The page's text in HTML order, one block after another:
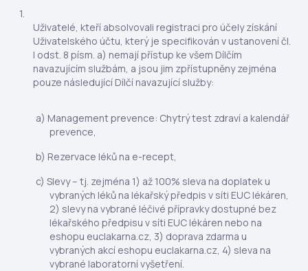
Uživatelé, kteří absolvovali registraci pro účely získání
Uživatelského účtu, který je specifikován v ustanovení čl.
I odst. 8 písm. a) nemají přístup ke všem Dílčím
navazujícím službám, a jsou jim zpřístupněny zejména
pouze následující Dílčí navazující služby:
Management prevence: Chytrý test zdraví a kalendář
prevence,
Rezervace léků na e-recept,
Slevy – tj. zejména 1) až 100% sleva na doplatek u
vybraných léků na lékařský předpis v síti EUC lékáren,
2) slevy na vybrané léčivé přípravky dostupné bez
lékařského předpisu v síti EUC lékáren nebo na
eshopu euclakarna.cz, 3) doprava zdarma u
vybraných akcí eshopu euclakarna.cz, 4) sleva na
vybrané laboratorní vyšetření.